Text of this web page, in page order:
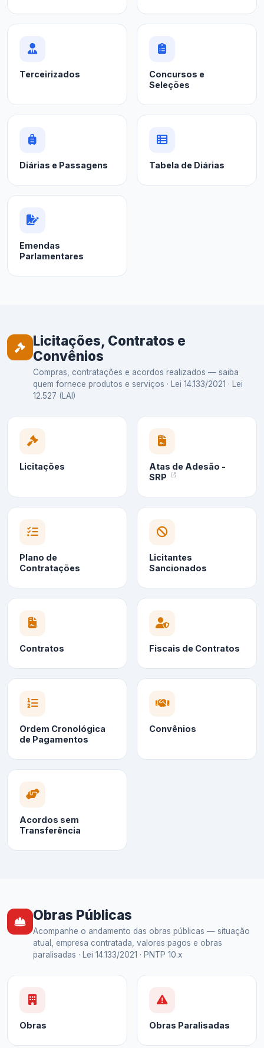
Terceirizados
Concursos e
Seleções
Diárias e Passagens Tabela de Diárias
Emendas
Parlamentares
Licitações, Contratos e
Convênios
Compras, contratações e acordos realizados — saiba
quem fornece produtos e serviços · Lei 14.133/2021 · Lei
12.527 (LAI)
Licitações
Atas de Adesão -
SRP
Plano de
Contratações
Licitantes
Sancionados
Contratos Fiscais de Contratos
Ordem Cronológica
de Pagamentos
Convênios
Acordos sem
Transferência
Obras Públicas
Acompanhe o andamento das obras públicas — situação
atual, empresa contratada, valores pagos e obras
paralisadas · Lei 14.133/2021 · PNTP 10.x
Obras Obras Paralisadas